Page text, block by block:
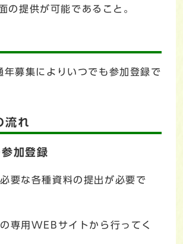
の提供が可能であること。
年募集によりいつでも参加登録で
流れ
加登録
要な各種資料の提出が必要で
専用WEBサイトから行ってく